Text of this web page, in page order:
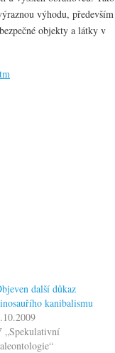
výhodu, především
objekty a látky v
další důkaz
kanibalismu
„Spekulativní